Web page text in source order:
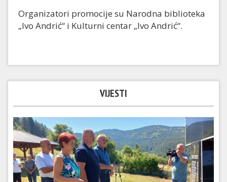
Organizatori promocije su Narodna biblioteka
„Ivo Andrić“ i Kulturni centar „Ivo Andrić“.
VIJESTI